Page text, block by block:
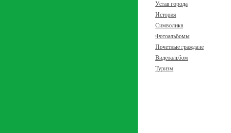
Устав города
История
Символика
Фотоальбомы
Почетные граждане
Видеоальбом
Туризм